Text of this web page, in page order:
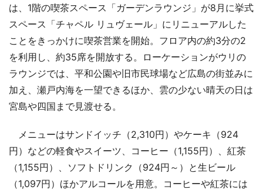
は、1階の喫茶スペース「ガーデンラウンジ」が8月に挙式
スペース「チャペル リュヴェール」にリニューアルした
ことをきっかけに喫茶営業を開始。フロア内の約3分の2
を利用し、約35席を開放する。ローケーションがウリの
ラウンジでは、平和公園や旧市民球場など広島の街並みに
加え、瀬戸内海を一望できるほか、雲の少ない晴天の日は
宮島や四国まで見渡せる。
メニューはサンドイッチ（2,310円）やケーキ（924
円）などの軽食やスイーツ、コーヒー（1,155円）、紅茶
（1,155円）、ソフトドリンク（924円～）と生ビール
（1,097円）ほかアルコールを用意。コーヒーや紅茶には